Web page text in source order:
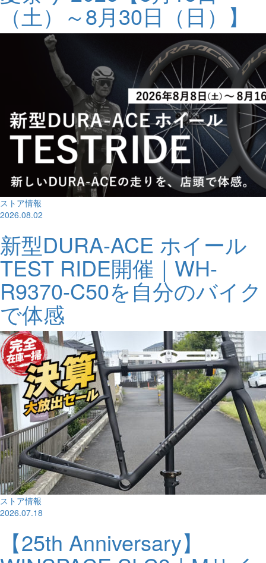
（土）～8月30日（日）】
ストア情報
2026.08.02
新型DURA-ACE ホイール
TEST RIDE開催｜WH-
R9370-C50を自分のバイク
で体感
ストア情報
2026.07.18
【25th Anniversary】